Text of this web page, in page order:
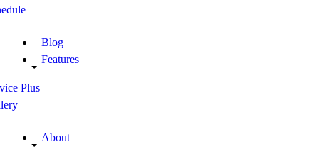
Blog
Features
Plus
About